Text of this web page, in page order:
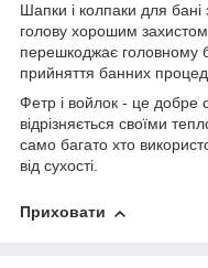
Шапки і колпаки для
голову хорошим
перешкоджає головному
прийняття банних
Фетр і войлок - це добре
відрізняється своїми
само багато хто
від сухості.
Приховати